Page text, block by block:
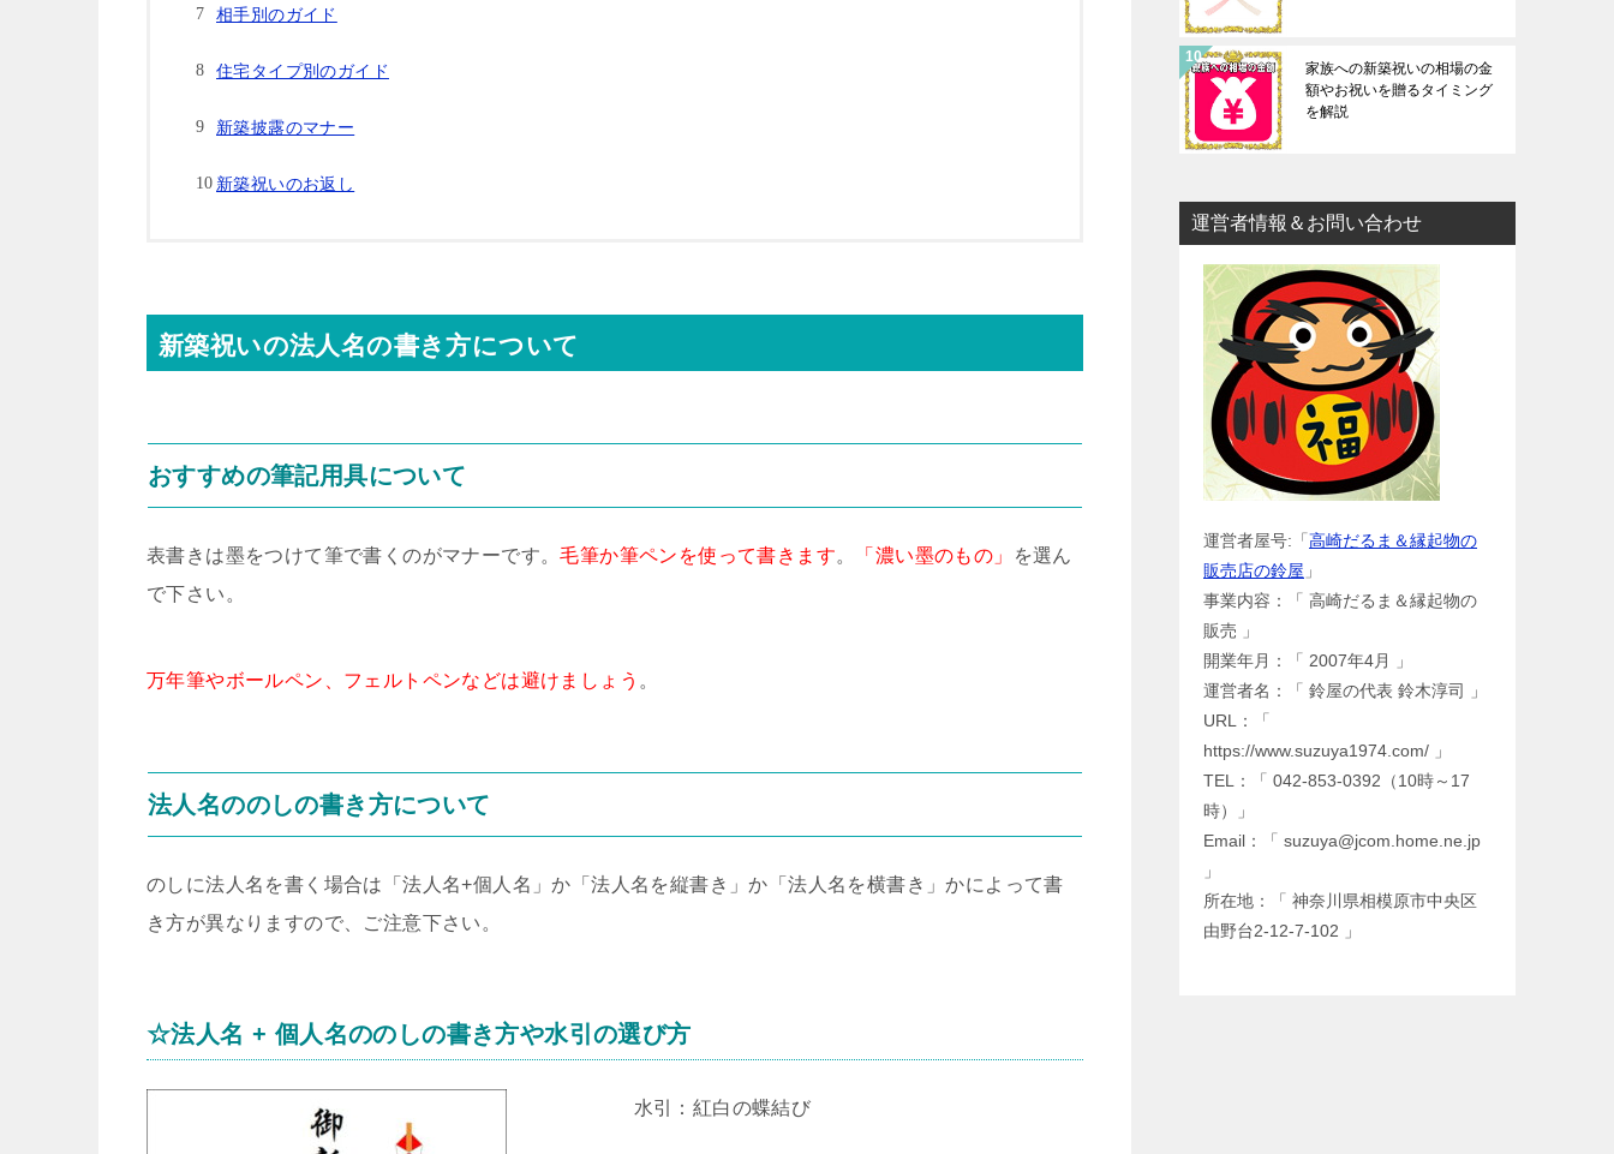
相手別のガイド
住宅タイプ別のガイド
新築披露のマナー
新築祝いのお返し
新築祝いの法人名の書き方について
おすすめの筆記用具について
表書きは墨をつけて筆で書くのがマナーです。毛筆か筆ペンを使って書きます。 「濃い墨のもの」
を選ん
で下さい。
万年筆やボールペン、フェルトペンなどは避けましょう 。
法人名ののしの書き方について
のしに法人名を書く場合は「法人名+個人名」か「法人名を縦書き」か「法人名を横書き」かによって書
き方が異なりますので、ご注意下さい。
☆法人名 + 個人名ののしの書き方や水引の選び方
水引：紅白の蝶結び
家族への新築祝いの相場の金
額やお祝いを贈るタイミング
を解説
運営者情報＆お問い合わせ
運営者屋号:「 高崎だるま＆縁起物の
販売店の鈴屋 」
事業内容：「 高崎だるま＆縁起物の
販売 」
開業年月：「 2007年4月 」
運営者名：「 鈴屋の代表 鈴木淳司 」
URL：「
https://www.suzuya1974.com/ 」
TEL：「 042-853-0392（10時～17
時）」
Email：「 suzuya@jcom.home.ne.jp
」
所在地：「 神奈川県相模原市中央区
由野台2-12-7-102 」